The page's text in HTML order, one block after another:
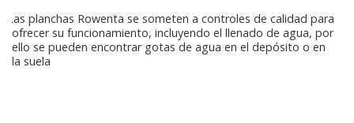
Las planchas Rowenta se someten a controles de calidad para
ofrecer su funcionamiento, incluyendo el llenado de agua, por
ello se pueden encontrar gotas de agua en el depósito o en
la suela